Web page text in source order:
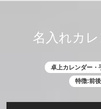
名入れカ
卓上カレンダー・
特徴:前